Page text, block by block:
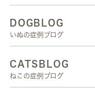
DOGBLOG
いぬの症例ブログ
CATSBLOG
ねこの症例ブログ